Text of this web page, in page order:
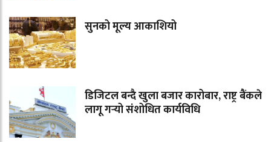
सुनको मूल्य आकाशियो
डिजिटल बन्दै खुला बजार कारोबार, राष्ट्र बैंकले
लागू गर्‍यो संशोधित कार्यविधि